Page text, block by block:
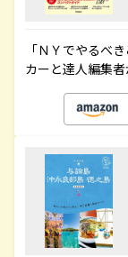
「ＮＹでやるべ
カーと達人編集